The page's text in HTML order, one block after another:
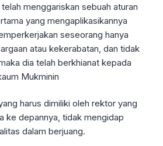
menggariskan sebuah aturan
yang mengaplikasikannya
seseorang hanya
atau kekerabatan, dan tidak
dia telah berkhianat kepada
Mukminin
harus dimiliki oleh rektor yang
ke depannya, tidak mengidap
dalam berjuang.